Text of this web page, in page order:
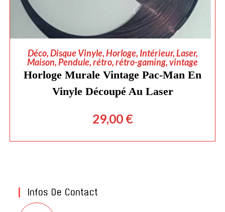
AJOUTER AU PANIER
Déco,Disque Vinyle,Horloge, Intérieur,Laser,
Maison,Pendule,rétro,rétro-gaming,vintage
Horloge Murale Vintage Pac-Man En
Vinyle Découpé Au Laser
29,00 €
Infos De Contact